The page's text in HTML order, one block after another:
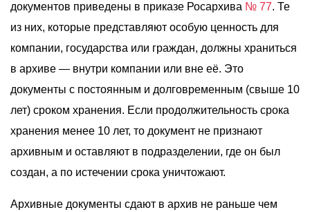
документов приведены в приказе Росархива № 77. Те
из них, которые представляют особую ценность для
компании, государства или граждан, должны храниться
в архиве — внутри компании или вне её. Это
документы с постоянным и долговременным (свыше 10
лет) сроком хранения. Если продолжительность срока
хранения менее 10 лет, то документ не признают
архивным и оставляют в подразделении, где он был
создан, а по истечении срока уничтожают.
Архивные документы сдают в архив не раньше чем